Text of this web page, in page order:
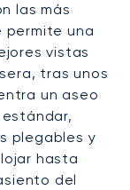
las más
permite una
vistas
tras unos
un aseo
plegables y
hasta
del